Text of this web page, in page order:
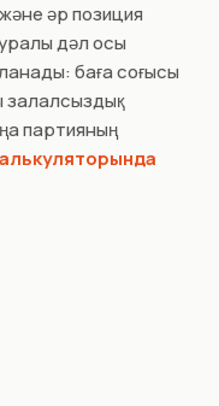
әр позиция
дәл осы
баға соғысы
залалсыздық
партияның